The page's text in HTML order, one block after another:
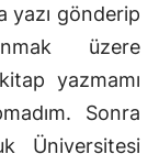
yazı gönderip
üzere
yazmamı
Sonra
Üniversitesi